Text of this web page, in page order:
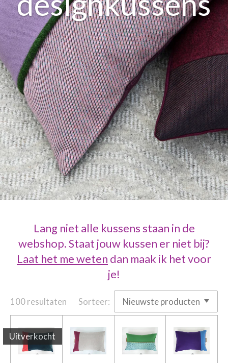
Lang niet alle kussens staan in de
webshop. Staat jouw kussen er niet bij?
Laat het me weten dan maak ik het voor
je!
100 resultaten Sorteer:
Uitverkocht